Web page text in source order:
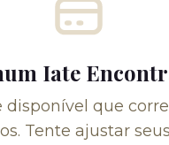
Iate
que
Tente ajustar